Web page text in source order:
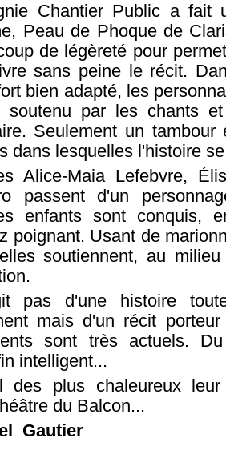
Chantier Public a fait
Peau de Phoque de
de légèreté pour
sans peine le récit.
bien adapté, les
soutenu par les chants
Seulement un
dans lesquelles l'histoire
Alice-Maia Lefebvre,
passent d'un
enfants sont conquis,
poignant. Usant de
soutiennent, au
pas d'une histoire
mais d'un récit
sont très actuels.
intelligent...
des plus chaleureux
du Balcon...
Gautier